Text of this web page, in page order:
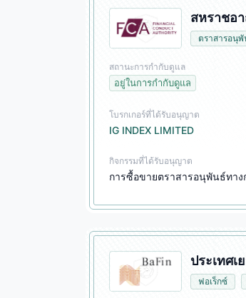
สหราชอ
ตราสารอนุพั
สถานะการกำกับดูแล
อยู่ในการกำกับดูแล
โบรกเกอร์ที่ได้รับอนุญาต
IG INDEX LIMITED
กิจกรรมที่ได้รับอนุญาต
การซื้อขายตราสารอนุพันธ์ทา
ประเทศ
ฟอเร็กซ์